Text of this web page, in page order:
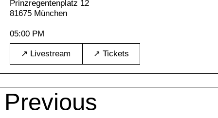
Prinzregentenplatz 12
81675 München
05:00 PM
↗ Livestream ↗ Tickets
navigation
Previous